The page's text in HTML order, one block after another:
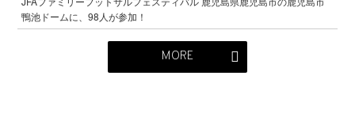
鴨池ドームに、98人が参加！
MORE